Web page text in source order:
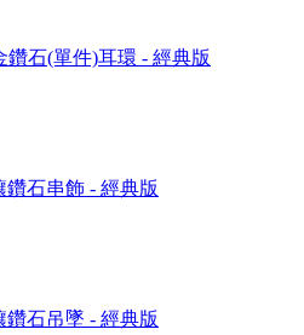
鑽石(單件)耳環 - 經典版
石串飾 - 經典版
石吊墜 - 經典版